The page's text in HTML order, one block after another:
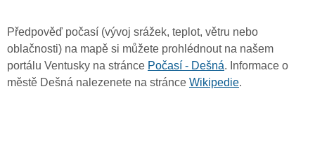
Předpověď počasí (vývoj srážek, teplot, větru nebo
oblačnosti) na mapě si můžete prohlédnout na našem
portálu Ventusky na stránce Počasí - Dešná. Informace o
městě Dešná nalezenete na stránce Wikipedie.